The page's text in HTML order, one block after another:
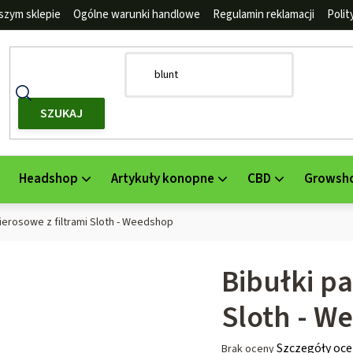
sklepie Ogólne warunki handlowe Regulamin reklamacji
SZUKAJ
Headshop Artykuły konopne CBD
z filtrami Sloth - Weedshop
Bibułki
Sloth -
Średnia
Brak ocenySzczegóły